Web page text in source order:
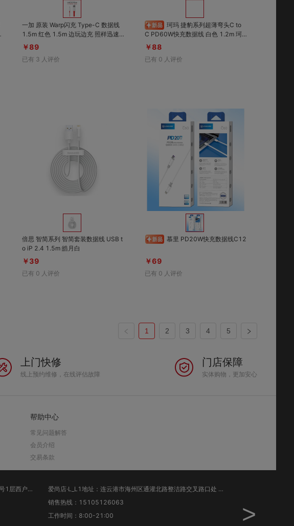
一加 原装 Warp闪充 Type-C 数据线
1.5m 红色 1.5m 边玩边充 照样迅速
长度更长
￥89
已有 3 人评价
C PD60W快充数据线 白色 1.2m 珂
玛捷豹系列超薄弯头C to C PD60W
￥88
已有 0 人评价
倍思 智简系列 智简套装数据线 USB t
o iP 2.4 1.5m 皓月白
￥39
已有 0 人评价
慕里 PD20W快充数据线C12
￥69
已有 0 人评价
1 2 3 4 5
上门快修
线上预约维修，在线评估故障
门店保障
实体购物，更加安心
帮助中心
常见问题解答
会员介绍
交易条款
华联华为店·L_L19地址：连云港市海州区海连东路3号1层西户华为专卖
爱尚店·L_L1地址：连云港市海州区通灌北路整洁路交叉路口处 兴鸿数码爱尚店（柒牌男装旁）
销售热线：15105126063
工作时间：8:00-21:00
工作时间：8:00-
>